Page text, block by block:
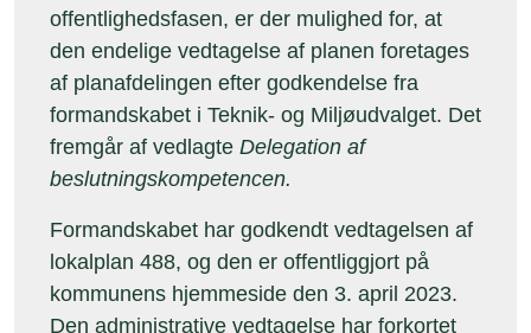
offentlighedsfasen, er der mulighed for, at
den endelige vedtagelse af planen foretages
af planafdelingen efter godkendelse fra
formandskabet i Teknik- og Miljøudvalget. Det
fremgår af vedlagte Delegation af
beslutningskompetencen.
Formandskabet har godkendt vedtagelsen af
lokalplan 488, og den er offentliggjort på
kommunens hjemmeside den 3. april 2023.
Den administrative vedtagelse har forkortet